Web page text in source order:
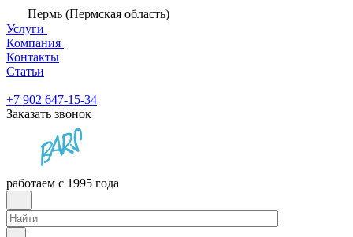
Пермь (Пермская область)
Услуги
Компания
Контакты
Статьи
+7 902 647-15-34
Заказать звонок
работаем с 1995 года